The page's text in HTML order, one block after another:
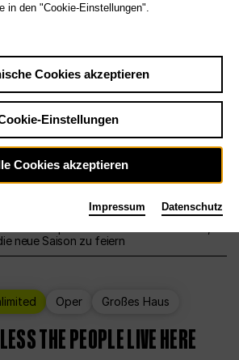
Großes Haus
neue Saison zu feiern
Oper Großes Haus
THE PEOPLE LIVE HERE
in den "Cookie-Einstellungen".
Cookies akzeptieren
Einstellungen
Cookies akzeptieren
Impressum Datenschutz